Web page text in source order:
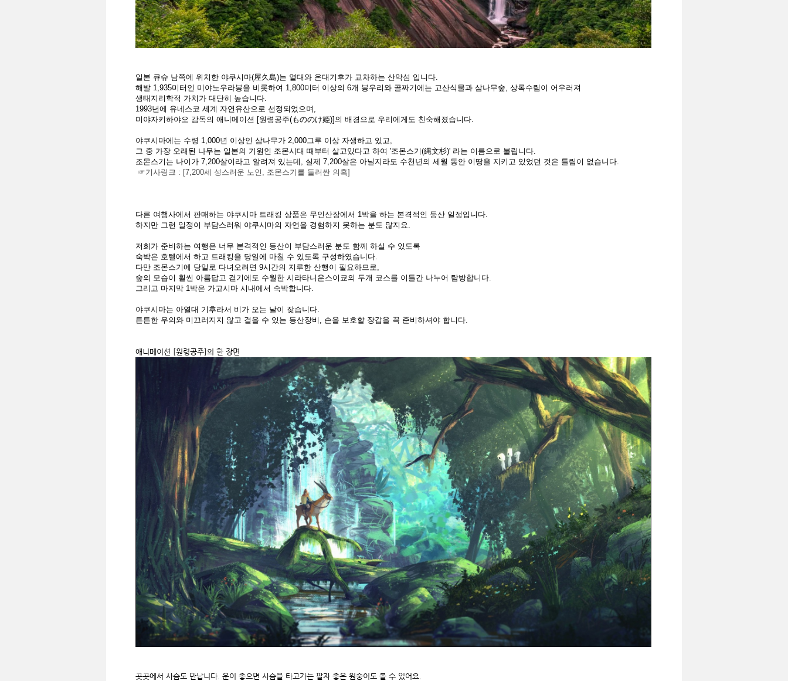
일본 큐슈 남쪽에 위치한 야쿠시마(屋久島)는 열대와 온대기후가 교차하는 산악섬 입니다.
해발 1,935미터인 미야노우라봉을 비롯하여 1,800미터 이상의 6개 봉우리와 골짜기에는 고산식물과 삼나무숲, 상록수림이 어우러져
생태지리학적 가치가 대단히 높습니다.
1993년에 유네스코 세계 자연유산으로 선정되었으며,
미야자키하야오 감독의 애니메이션 [원령공주(もののけ姫)]의 배경으로 우리에게도 친숙해졌습니다.
야쿠시마에는 수령 1,000년 이상인 삼나무가 2,000그루 이상 자생하고 있고,
그 중 가장 오래된 나무는 일본의 기원인 조몬시대 때부터 살고있다고 하여 '조몬스기(縄文杉)' 라는 이름으로 불립니다.
조몬스기는 나이가 7,200살이라고 알려져 있는데, 실제 7,200살은 아닐지라도 수천년의 세월 동안 이땅을 지키고 있었던 것은 틀림이 없습니다.
☞기사링크 : [7,200세 성스러운 노인, 조몬스기를 둘러싼 의혹]
다른 여행사에서 판매하는 야쿠시마 트래킹 상품은 무인산장에서 1박을 하는 본격적인 등산 일정입니다.
하지만 그런 일정이 부담스러워 야쿠시마의 자연을 경험하지 못하는 분도 많지요.
저희가 준비하는 여행은 너무 본격적인 등산이 부담스러운 분도 함께 하실 수 있도록
숙박은 호텔에서 하고 트래킹을 당일에 마칠 수 있도록 구성하였습니다.
다만 조몬스기에 당일로 다녀오려면 9시간의 지루한 산행이 필요하므로,
숲의 모습이 훨씬 아름답고 걷기에도 수월한 시라타니운스이쿄의 두개 코스를 이틀간 나누어 탐방합니다.
그리고 마지막 1박은 가고시마 시내에서 숙박합니다.
야쿠시마는 아열대 기후라서 비가 오는 날이 잦습니다.
튼튼한 우의와 미끄러지지 않고 걸을 수 있는 등산장비, 손을 보호할 장갑을 꼭 준비하셔야 합니다.​
애니메이션 [원령공주]의 한 장면
곳곳에서 사슴도 만납니다. 운이 좋으면 사슴을 타고가는 팔자 좋은 원숭이도 볼 수 있어요.